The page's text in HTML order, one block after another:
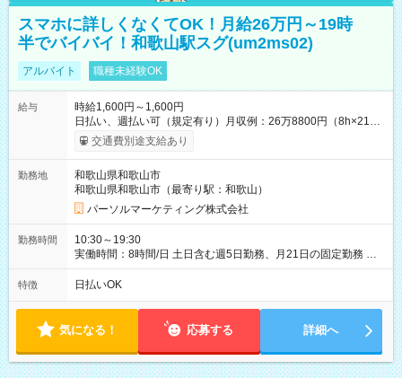
スマホに詳しくなくてOK！月給26万円～19時
半でバイバイ！和歌山駅スグ(um2ms02)
アルバイト 職種未経験OK
給与
時給1,600円～1,600円
日払い、週払い可（規定有り）月収例：26万8800円（8h×21
日） 【試用期間】試用期間なし
交通費別途支給あり
勤務地
和歌山県和歌山市
和歌山県和歌山市（最寄り駅：和歌山）
パーソルマーケティング株式会社
勤務時間
10:30～19:30
実働時間：8時間/日 土日含む週5日勤務、月21日の固定勤務 ※
実働8h/休憩1h勤務、残業ほぼ無し（5h/月）
特徴 日払いOK
気になる！ 応募する 詳細へ